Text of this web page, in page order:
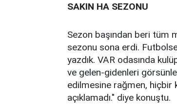
SAKIN HA SEZONU
Sezon başından beri tüm
sezonu sona erdi.
yazdık. VAR odasında
ve gelen-gidenleri
edilmesine rağmen, hiçbir
açıklamadı." diye konuştu.